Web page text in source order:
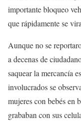
importante bloqueo
que rápidamente se
Aunque no se
a decenas de
saquear la mercancía
involucrados se
mujeres con bebés en
grababan con sus